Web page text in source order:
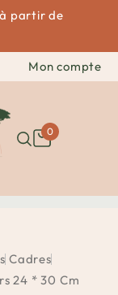
partir de
Mon compte
0
Cadres
24 * 30 Cm